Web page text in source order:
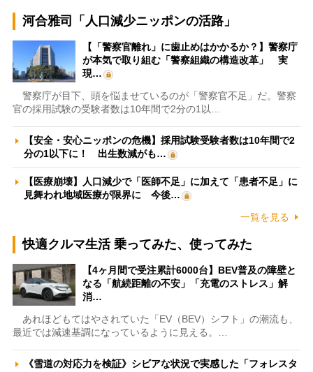
河合雅司「人口減少ニッポンの活路」
【「警察官離れ」に歯止めはかかるか？】警察庁
が本気で取り組む「警察組織の構造改革」 実
現…
警察庁が目下、頭を悩ませているのが「警察官不足」だ。警察
官の採用試験の受験者数は10年間で2分の1以…
【安全・安心ニッポンの危機】採用試験受験者数は10年間で2
分の1以下に！ 出生数減がも…
【医療崩壊】人口減少で「医師不足」に加えて「患者不足」に
見舞われ地域医療が限界に 今後…
一覧を見る
快適クルマ生活 乗ってみた、使ってみた
【4ヶ月間で受注累計6000台】BEV普及の障壁と
なる「航続距離の不安」「充電のストレス」解
消…
あれほどもてはやされていた「EV（BEV）シフト」の潮流も、
最近では減速基調になっているように見える。…
《雪道の対応力を検証》シビアな状況で実感した「フォレスタ